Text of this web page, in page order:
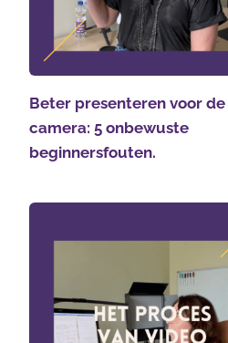
Beter presenteren voor de
camera: 5 onbewuste
beginnersfouten.